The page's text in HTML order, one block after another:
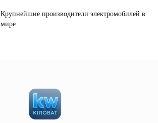
Крупнейшие производители электромобилей в
мире